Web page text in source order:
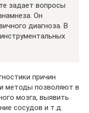
задает вопросы
Он
диагноза. В
причин
методы позволяют в
мозга, выявить
сосудов и т.д.